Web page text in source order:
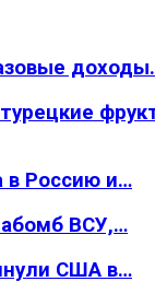
в Россию и…
ВСУ,…
США в…